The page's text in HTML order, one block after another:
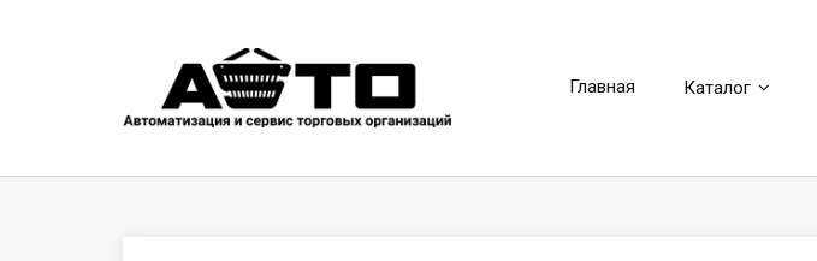
Главная Каталог